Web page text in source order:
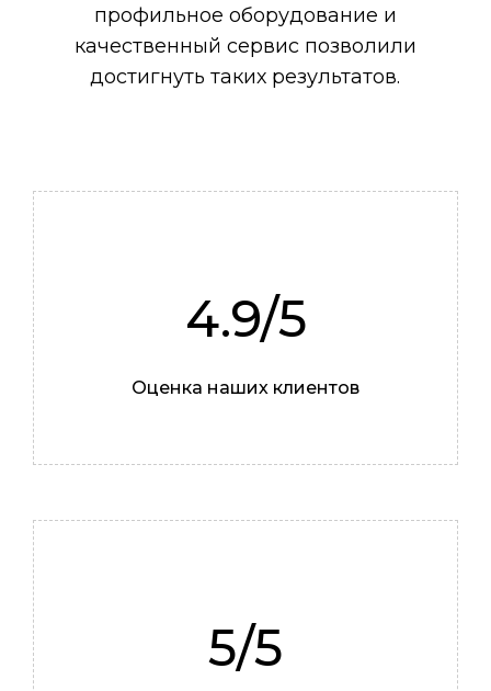
Роман
профильное оборудование и
качественный сервис позволили
достигнуть таких результатов.
4.9/5
Оценка наших клиентов
5/5